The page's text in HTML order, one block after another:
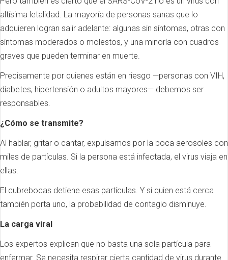
altísima letalidad. La mayoría de personas sanas que lo
adquieren logran salir adelante: algunas sin síntomas, otras con
síntomas moderados o molestos, y una minoría con cuadros
graves que pueden terminar en muerte.
Precisamente por quienes están en riesgo —personas con VIH,
diabetes, hipertensión o adultos mayores— debemos ser
responsables.
¿Cómo se transmite?
Al hablar, gritar o cantar, expulsamos por la boca aerosoles con
miles de partículas. Si la persona está infectada, el virus viaja en
ellas.
El cubrebocas detiene esas partículas. Y si quien está cerca
también porta uno, la probabilidad de contagio disminuye.
La carga viral
Los expertos explican que no basta una sola partícula para
enfermar. Se necesita respirar cierta cantidad de virus durante